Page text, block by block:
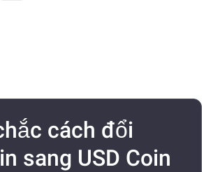
cách đổi
sang USD Coin